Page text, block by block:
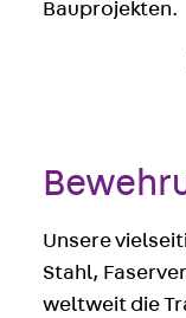
Bauprojekten.
Unsere
Stahl,
weltweit die